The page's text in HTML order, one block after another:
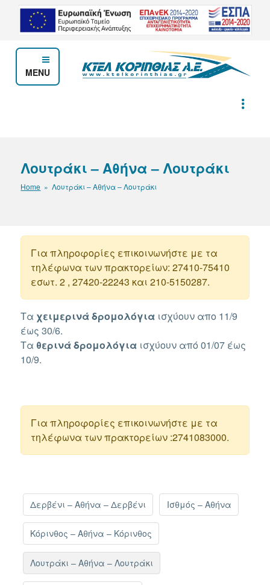
Μετάβαση
περιεχόμενο
MENU
Λουτράκι – Αθήνα – Λουτράκι
Home » Λουτράκι – Αθήνα – Λουτράκι
Για πληροφορίες επικοινωνήστε με τα
τηλέφωνα των πρακτορείων: 27410-75410
εσωτ. 2 , 27420-22243 και 210-5150287.
Τα χειμερινά δρομολόγια ισχύουν απο 11/9
έως 30/6.
Τα θερινάδρομολόγια ισχύουν από 01/07 έως
10/9.
Για πληροφορίες επικοινωνήστε με τα
τηλέφωνα των πρακτορείων :2741083000.
Δερβένι – Αθήνα – Δερβένι Ισθμός – Αθήνα
Κόρινθος – Αθήνα – Κόρινθος
Λουτράκι – Αθήνα – Λουτράκι